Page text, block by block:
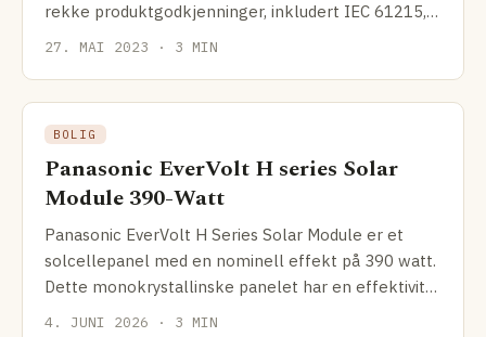
rekke produktgodkjenninger, inkludert IEC 61215,
IEC 61730,
27. MAI 2023 · 3 MIN
BOLIG
Panasonic EverVolt H series Solar
Module 390-Watt
Panasonic EverVolt H Series Solar Module er et
solcellepanel med en nominell effekt på 390 watt.
Dette monokrystallinske panelet har en effektivitet
på
4. JUNI 2026 · 3 MIN